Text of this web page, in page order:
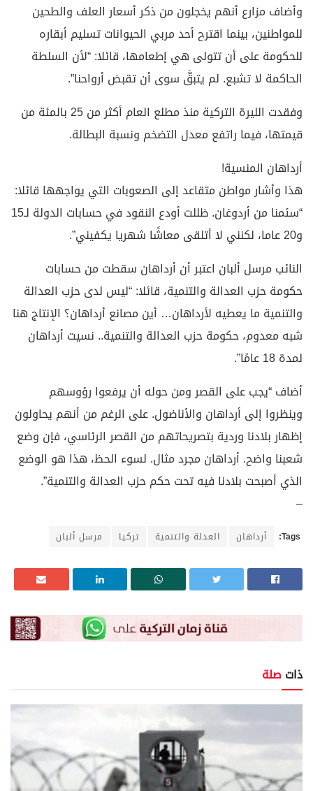
وأضاف مزارع أنهم يخجلون من ذكر أسعار العلف والطحين
للمواطنين، بينما اقترح أحد مربي الحيوانات تسليم أبقاره
للحكومة على أن تتولى هي إطعامها، قائلا: “لأن السلطة
الحاكمة لا تشبع. لم يتبقَّ سوى أن تقبض أرواحنا”.
وفقدت الليرة التركية منذ مطلع العام أكثر من 25 بالمئة من
قيمتها، فيما راتفع معدل التضخم ونسبة البطالة.
أرداهان المنسية!
هذا وأشار مواطن متقاعد إلى الصعوبات التي يواجهها قائلا:
“سئمنا من أردوغان. ظللت أودع النقود في حسابات الدولة لـ15
و20 عاما، لكنني لا أتلقى معاشًا شهريا يكفيني”.
النائب مرسل ألبان اعتبر أن أرداهان سقطت من حسابات
حكومة حزب العدالة والتنمية، قائلا: “ليس لدى حزب العدالة
والتنمية ما يعطيه لأرداهان… أين مصانع أرداهان؟ الإنتاج هنا
شبه معدوم، حكومة حزب العدالة والتنمية.. نسيت أرداهان
لمدة 18 عامًا”.
أضاف “يجب على القصر ومن حوله أن يرفعوا رؤوسهم
وينظروا إلى أرداهان والأناضول. على الرغم من أنهم يحاولون
إظهار بلادنا وردية بتصريحاتهم من القصر الرئاسي، فإن وضع
شعبنا واضح. أرداهان مجرد مثال. لسوء الحظ، هذا هو الوضع
الذي أصبحت بلادنا فيه تحت حكم حزب العدالة والتنمية”.
–
Tags: أرداهان العدلة والتنمية تركيا مرسل ألبان
ذات صلة